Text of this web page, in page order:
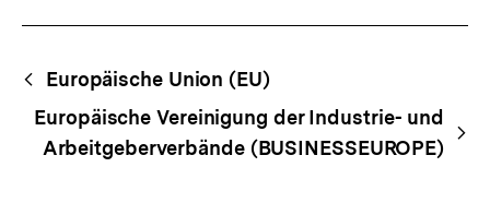
Begriffsnavigation
Content-
Navigation
Europäische Union (EU)
Europäische Vereinigung der Industrie- und
Arbeitgeberverbände (BUSINESSEUROPE)